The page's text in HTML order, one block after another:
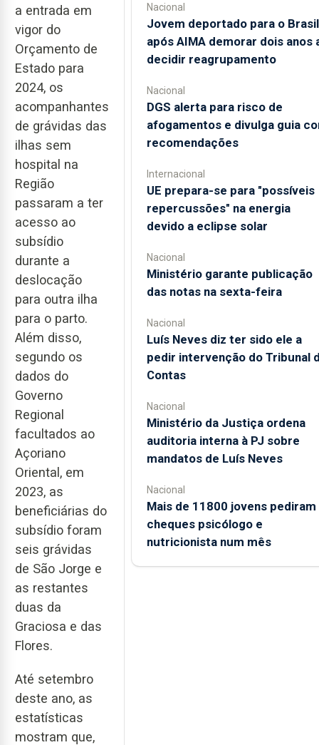
a entrada em
vigor do
Orçamento de
Estado para
2024, os
acompanhantes
de grávidas das
ilhas sem
hospital na
Região
passaram a ter
acesso ao
subsídio
durante a
deslocação
para outra ilha
para o parto.
Além disso,
segundo os
dados do
Governo
Regional
facultados ao
Açoriano
Oriental, em
2023, as
beneficiárias do
subsídio foram
seis grávidas
de São Jorge e
as restantes
duas da
Graciosa e das
Flores.
Até setembro
deste ano, as
estatísticas
mostram que,
Nacional
Jovem deportado para o Brasil
após AIMA demorar dois anos
decidir reagrupamento
Nacional
DGS alerta para risco de
afogamentos e divulga guia
recomendações
Internacional
UE prepara-se para "possíveis
repercussões" na energia
devido a eclipse solar
Nacional
Ministério garante publicação
das notas na sexta-feira
Nacional
Luís Neves diz ter sido ele a
pedir intervenção do Tribunal
Contas
Nacional
Ministério da Justiça ordena
auditoria interna à PJ sobre
mandatos de Luís Neves
Nacional
Mais de 11800 jovens pediram
cheques psicólogo e
nutricionista num mês